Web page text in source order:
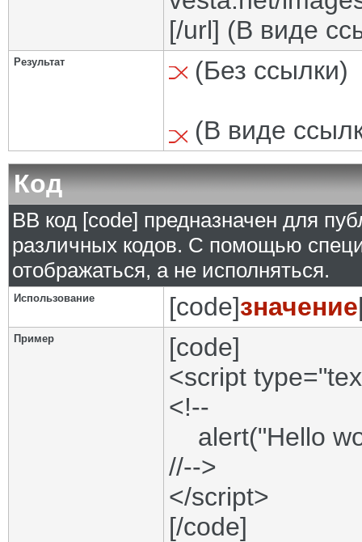
[/url] (В виде
Результат (Без ссылки)
(В виде
Код
BB код [code] предназначен для
различных кодов. С помощью
отображаться, а не исполняться.
Использование [code]значение
Пример
[code]
<script
<!--
alert("Hello
//-->
</script>
[/code]